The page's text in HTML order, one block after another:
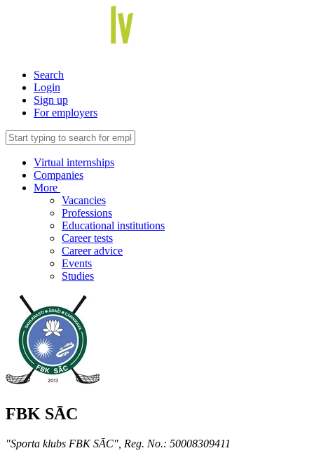
Search
Login
Sign up
For employers
Virtual internships
Companies
More
Vacancies
Professions
Educational institutions
Career tests
Career advice
Events
Studies
FBK SĀC
"Sporta klubs FBK SĀC", Reg. No.: 50008309411